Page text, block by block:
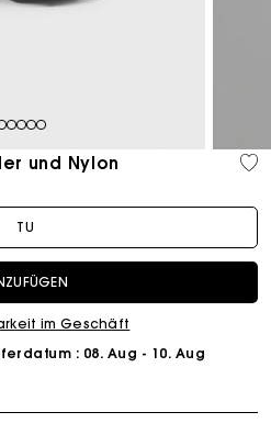
891011
und Nylon
TU
im Geschäft
: 08. Aug - 10. Aug